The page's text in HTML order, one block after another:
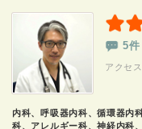
5件
アクセ
内科、呼吸器内科、循環器内
科、アレルギー科、神経内科